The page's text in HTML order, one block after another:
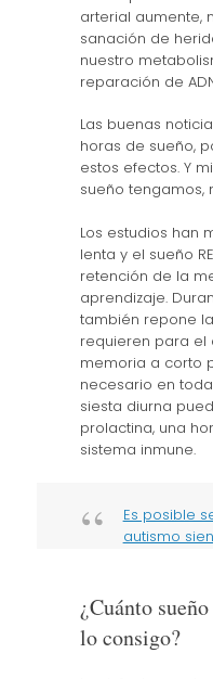
arterial aumente,
sanación de
nuestro
reparación de
Las buenas
horas de sueño,
estos efectos. Y
sueño tengamos,
Los estudios han
lenta y el sueño
retención de la
aprendizaje.
también repone
requieren para el
memoria a corto
necesario en
siesta diurna
prolactina, una
sistema inmune.
Es posible
autismo
¿Cuánto
lo consigo?